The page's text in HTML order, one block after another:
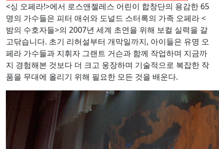
<싱 오페라!>에서 로스앤젤레스 어린이 합창단의 용감한 65
명의 가수들은 피터 애쉬와 도널드 스터록의 가족 오페라 <
밤의 수호자들>의 2007년 세계 초연을 위해 보컬 실력을 갈
고닦습니다. 초기 리허설부터 개막일까지, 아이들은 유명 오
페라 가수들과 지휘자 그랜트 거슨과 함께 작업하며 지금까
지 경험해본 것보다 더 크고 웅장하며 기술적으로 복잡한 작
품을 무대에 올리기 위해 필요한 모든 것을 배운다.